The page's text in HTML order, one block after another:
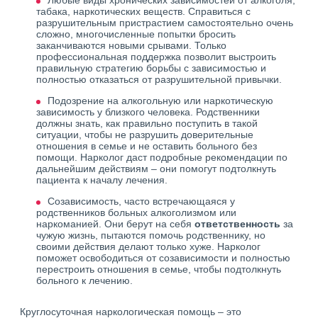
табака, наркотических веществ. Справиться с
разрушительным пристрастием самостоятельно очень
сложно, многочисленные попытки бросить
заканчиваются новыми срывами. Только
профессиональная поддержка позволит выстроить
правильную стратегию борьбы с зависимостью и
полностью отказаться от разрушительной привычки.
Подозрение на алкогольную или наркотическую
зависимость у близкого человека. Родственники
должны знать, как правильно поступить в такой
ситуации, чтобы не разрушить доверительные
отношения в семье и не оставить больного без
помощи. Нарколог даст подробные рекомендации по
дальнейшим действиям – они помогут подтолкнуть
пациента к началу лечения.
Созависимость, часто встречающаяся у
родственников больных алкоголизмом или
наркоманией. Они берут на себя ответственность за
чужую жизнь, пытаются помочь родственнику, но
своими действия делают только хуже. Нарколог
поможет освободиться от созависимости и полностью
перестроить отношения в семье, чтобы подтолкнуть
больного к лечению.
Круглосуточная наркологическая помощь – это